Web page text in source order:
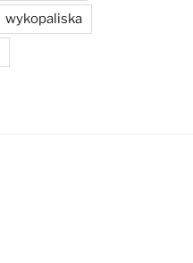
wykopaliska